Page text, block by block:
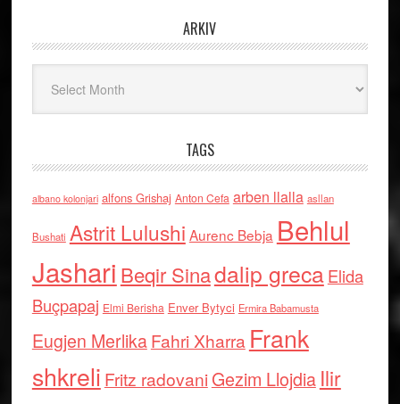
ARKIV
TAGS
albano kolonjari alfons Grishaj Anton Cefa arben llalla asllan
Bushati Astrit Lulushi Aurenc Bebja Behlul
Jashari Beqir Sinadalip grecaElida
Buçpapaj Elmi Berisha Enver Bytyci Ermira Babamusta
Eugjen MerlikaFahri Xharra Frank
shkreli Fritz radovaniGezim Llojdia Ilir